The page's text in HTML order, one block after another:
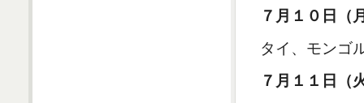
７月１０日（
タイ、モンゴ
７月１１日（